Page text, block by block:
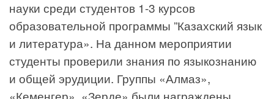
науки среди студентов 1-3 курсов
образовательной программы ”Казахский язык
и литература». На данном мероприятии
студенты проверили знания по языкознанию
и общей эрудиции. Группы «Алмаз»,